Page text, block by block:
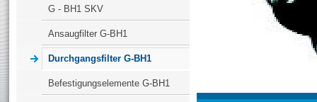
G - BH1 SKV
Ansaugfilter G-BH1
Durchgangsfilter G-BH1
Befestigungselemente G-BH1